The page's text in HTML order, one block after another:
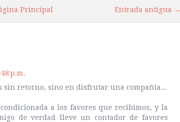
Entrada antigua →
Principal
p.m.
sin retorno, sino en disfrutar una compañia...
a los favores que recibimos, y la
de verdad lleve un contador de favores